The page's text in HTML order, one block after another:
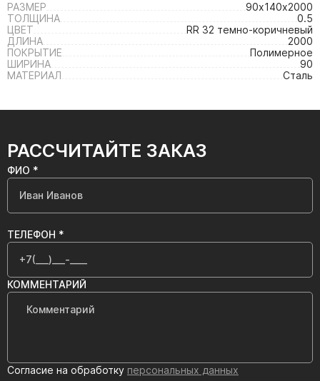
РАЗМЕР
90х140х2000
ТОЛЩИНА
0.5
ЦВЕТ
RR 32 темно-коричневый
ДЛИНА
2000
ПОКРЫТИЕ
Полимерное
ШИРИНА
90
МАТЕРИАЛ
Сталь
РАССЧИТАЙТЕ ЗАКАЗ
ФИО *
ТЕЛЕФОН *
КОММЕНТАРИЙ
Согласие на обработку персональных данных